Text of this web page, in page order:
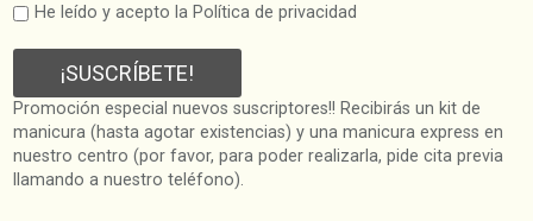
He leído y acepto la Política de privacidad
Promoción especial nuevos suscriptores!! Recibirás un kit de
manicura (hasta agotar existencias) y una manicura express en
nuestro centro (por favor, para poder realizarla, pide cita previa
llamando a nuestro teléfono).